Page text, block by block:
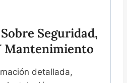
Seguridad,
Mantenimiento
detallada,